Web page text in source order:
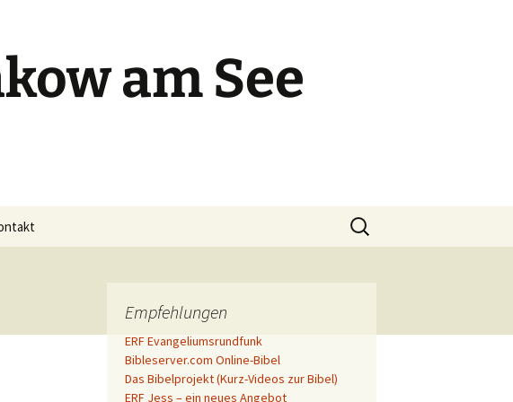
am See
Suchen
nach:
Empfehlungen
ERF Evangeliumsrundfunk
Bibleserver.com Online-Bibel
Das Bibelprojekt (Kurz-Videos zur Bibel)
ERF Jess – ein neues Angebot